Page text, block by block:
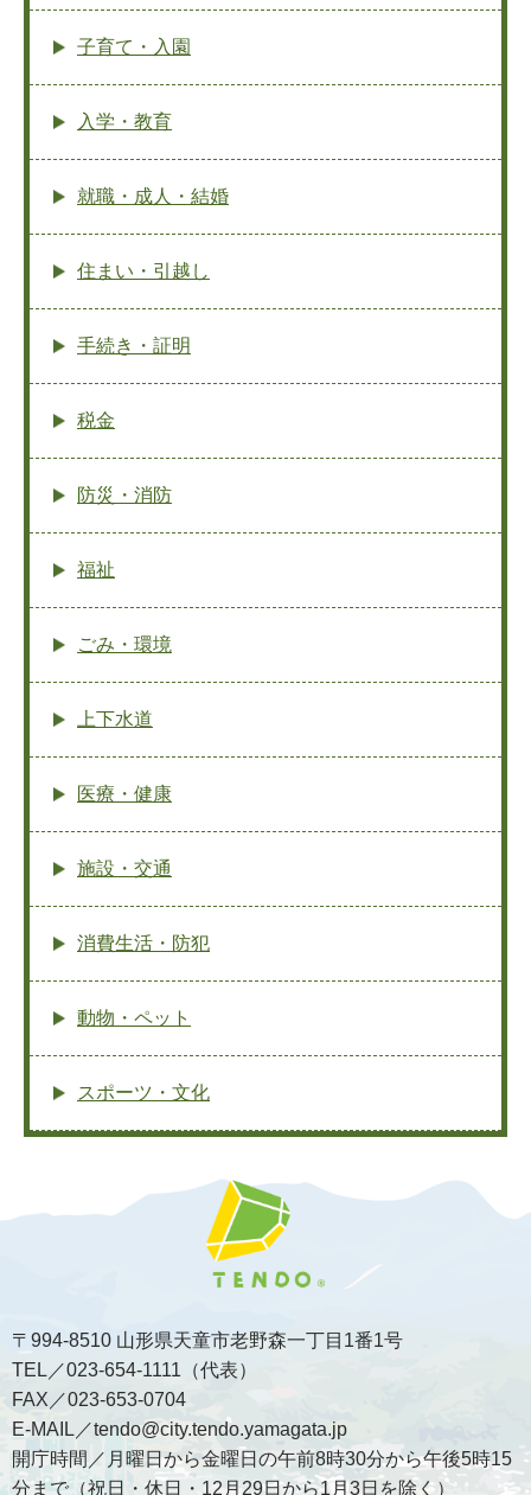
子育て・入園
入学・教育
就職・成人・結婚
住まい・引越し
手続き・証明
税金
防災・消防
福祉
ごみ・環境
上下水道
医療・健康
施設・交通
消費生活・防犯
動物・ペット
スポーツ・文化
〒994-8510 山形県天童市老野森一丁目1番1号
TEL／023-654-1111（代表）
FAX／023-653-0704
E-MAIL／tendo@city.tendo.yamagata.jp
開庁時間／月曜日から金曜日の午前8時30分から午後5時15
分まで（祝日・休日・12月29日から1月3日を除く）